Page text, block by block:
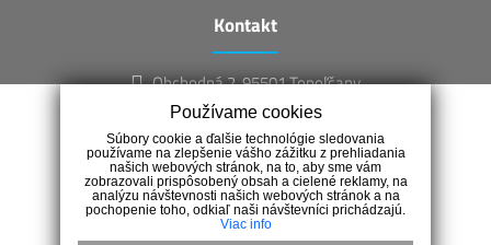
Kontakt
Obchodná 2, 95501 Topoľčany
+421 910 307 001
info@regalreality.sk
Používame cookies
Súbory cookie a ďalšie technológie sledovania
používame na zlepšenie vášho zážitku z prehliadania
našich webových stránok, na to, aby sme vám
zobrazovali prispôsobený obsah a cielené reklamy, na
analýzu návštevnosti našich webových stránok a na
pochopenie toho, odkiaľ naši návštevníci prichádzajú.
Viac info